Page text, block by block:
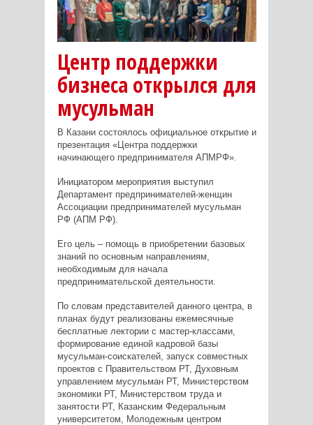
Центр поддержки
бизнеса открылся для
мусульман
В Казани состоялось официальное открытие и
презентация «Центра поддержки
начинающего предпринимателя АПМРФ».
Инициатором мероприятия выступил
Департамент предпринимателей-женщин
Ассоциации предпринимателей мусульман
РФ (АПМ РФ).
Его цель – помощь в приобретении базовых
знаний по основным направлениям,
необходимым для начала
предпринимательской деятельности.
По словам представителей данного центра, в
планах будут реализованы ежемесячные
бесплатные лектории с мастер-классами,
формирование единой кадровой базы
мусульман-соискателей, запуск совместных
проектов с Правительством РТ, Духовным
управлением мусульман РТ, Министерством
экономики РТ, Министерством труда и
занятости РТ, Казанским Федеральным
университетом, Молодежным центром